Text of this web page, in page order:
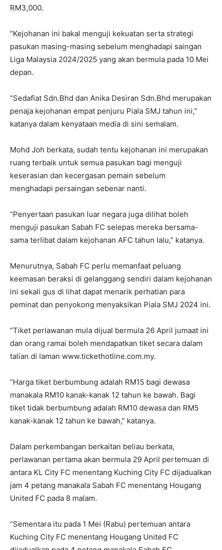
RM3,000.
“Kejohanan ini bakal menguji kekuatan serta strategi
pasukan masing-masing sebelum menghadapi saingan
Liga Malaysia 2024/2025 yang akan bermula pada 10 Mei
depan.
“Sedafiat Sdn.Bhd dan Anika Desiran Sdn.Bhd merupakan
penaja kejohanan empat penjuru Piala SMJ tahun ini,”
katanya dalam kenyataan media di sini semalam.
Mohd Joh berkata, sudah tentu kejohanan ini merupakan
ruang terbaik untuk semua pasukan bagi menguji
keserasian dan kecergasan pemain sebelum
menghadapi persaingan sebenar nanti.
“Penyertaan pasukan luar negara juga dilihat boleh
menguji pasukan Sabah FC selepas mereka bersama-
sama terlibat dalam kejohanan AFC tahun lalu,” katanya.
Menurutnya, Sabah FC perlu memanfaat peluang
keemasan beraksi di gelanggang sendiri dalam kejohanan
ini sekali gus di lihat dapat menarik perhatian para
peminat dan penyokong menyaksikan Piala SMJ 2024 ini.
“Tiket perlawanan mula dijual bermula 26 April jumaat ini
dan orang ramai boleh mendapatkan tiket secara dalam
talian di laman www.tickethotline.com.my.
“Harga tiket berbumbung adalah RM15 bagi dewasa
manakala RM10 kanak-kanak 12 tahun ke bawah. Bagi
tiket tidak berbumbung adalah RM10 dewasa dan RM5
kanak-kanak 12 tahun ke bawah,” katanya.
Dalam perkembangan berkaitan beliau berkata,
perlawanan pertama akan bermula 29 April pertemuan di
antara KL City FC menentang Kuching City FC dijadualkan
jam 4 petang manakala Sabah FC menentang Hougang
United FC pada 8 malam.
“Sementara itu pada 1 Mei (Rabu) pertemuan antara
Kuching City FC menentang Hougang United FC